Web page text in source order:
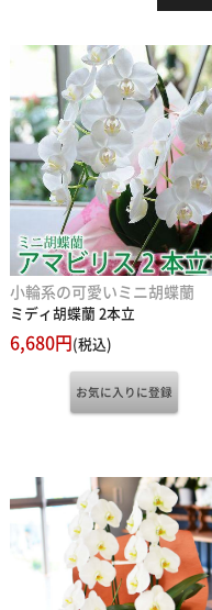
小輪系の可愛いミニ胡蝶蘭
ミディ胡蝶蘭 2本立
6,680円(税込)